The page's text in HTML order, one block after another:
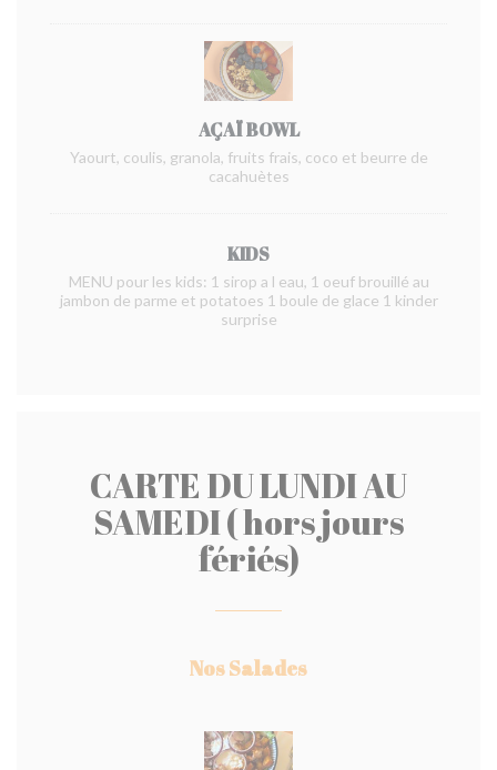
AÇAÏ BOWL
Yaourt, coulis, granola, fruits frais, coco et beurre de
cacahuètes
KIDS
MENU pour les kids: 1 sirop a l eau, 1 oeuf brouillé au
jambon de parme et potatoes 1 boule de glace 1 kinder
surprise
CARTE DU LUNDI AU
SAMEDI ( hors jours
fériés)
Nos Salades